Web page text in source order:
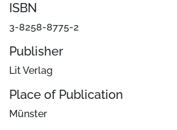
ISBN
3-8258-8775-2
Publisher
Lit Verlag
Place of Publication
Münster